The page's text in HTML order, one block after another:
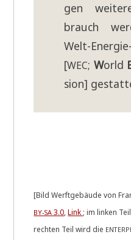
gen
brauch
Welt-
[WEC; World
si­on]
[Bild Werft­ge­bäu­de von
BY-SA 3.0,Link ; im lin­ken
rech­ten Teil wird die